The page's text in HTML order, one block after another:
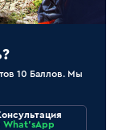
10 Баллов. Мы
What'sApp